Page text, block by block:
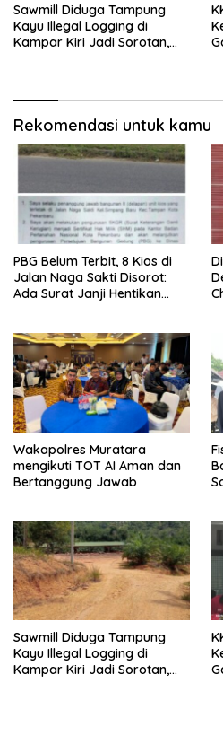
Sawmill Diduga Tampung
Kayu Illegal Logging di
Kampar Kiri Jadi Sorotan,
Rekomendasi untuk kamu
PBG Belum Terbit, 8 Kios di
Jalan Naga Sakti Disorot:
Ada Surat Janji Hentikan
Wakapolres Muratara
mengikuti TOT AI Aman dan
Bertanggung Jawab
Sawmill Diduga Tampung
Kayu Illegal Logging di
Kampar Kiri Jadi Sorotan,